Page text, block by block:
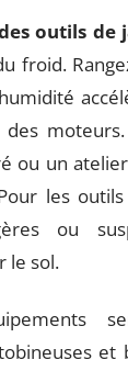
outils de
froid.
des
ou un
les
ou
le sol.
et